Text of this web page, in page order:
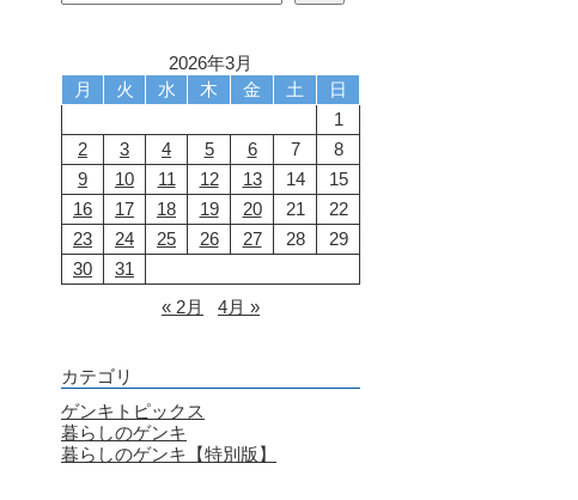
2026年3月
月
火 水 木 金 土
日
1
2
3 4 5 6 7
8
9
10 11 12 13 14
15
16
17 18 19 20 21
22
23
24 25 26 27 28
29
30
31
« 2月
4月 »
カテゴリ
ゲンキトピックス
暮らしのゲンキ
暮らしのゲンキ【特別版】